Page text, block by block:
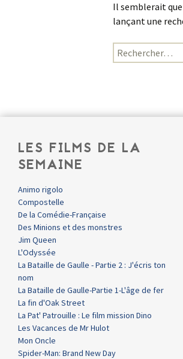
Il semblerait que
lançant une
Rechercher :
LES FILMS DE LA
SEMAINE
Animo rigolo
Compostelle
De la Comédie-Française
Des Minions et des monstres
Jim Queen
L'Odyssée
La Bataille de Gaulle - Partie 2 : J'écris ton
nom
La Bataille de Gaulle-Partie 1-L'âge de fer
La fin d'Oak Street
La Pat' Patrouille : Le film mission Dino
Les Vacances de Mr Hulot
Mon Oncle
Spider-Man: Brand New Day